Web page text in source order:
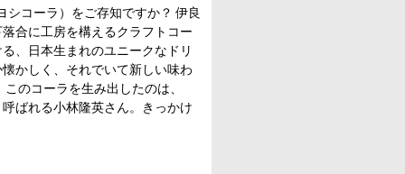
コーラ）をご存知ですか？ 伊良
合に工房を構えるクラフトコー
、日本生まれのユニークなドリ
かしく、それでいて新しい味わ
のコーラを生み出したのは、
ばれる小林隆英さん。きっかけ